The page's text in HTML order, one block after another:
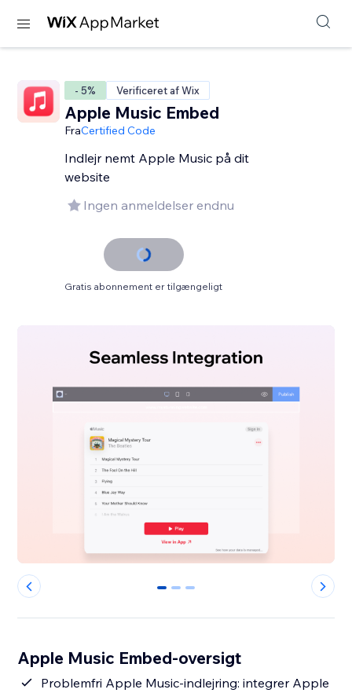
- 5% Verificeret af Wix
Apple Music Embed
FraCertified Code
Indlejr nemt Apple Music på dit
website
Ingen anmeldelser endnu
Gratis abonnement er tilgængeligt
0 1 2
Apple Music Embed-oversigt
Problemfri Apple Music-indlejring: integrer Apple